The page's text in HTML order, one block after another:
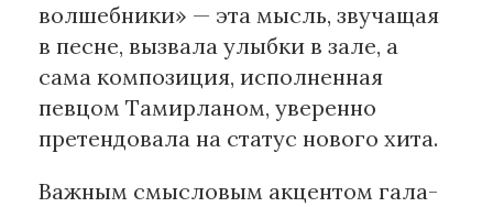
волшебники» — эта мысль, звучащая
в песне, вызвала улыбки в зале, а
сама композиция, исполненная
певцом Тамирланом, уверенно
претендовала на статус нового хита.
Важным смысловым акцентом гала-